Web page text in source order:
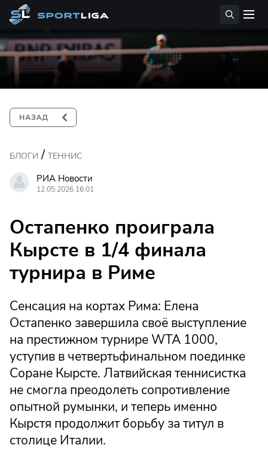
БЛОГИ / ТЕННИС
РИА Новости
12.05.2026 16:01
Остапенко проиграла
Кырсте в 1/4 финала
турнира в Риме
Сенсация на кортах Рима: Елена
Остапенко завершила своё выступление
на престижном турнире WTA 1000,
уступив в четвертьфинальном поединке
Соране Кырсте. Латвийская теннисистка
не смогла преодолеть сопротивление
опытной румынки, и теперь именно
Кырстя продолжит борьбу за титул в
столице Италии.